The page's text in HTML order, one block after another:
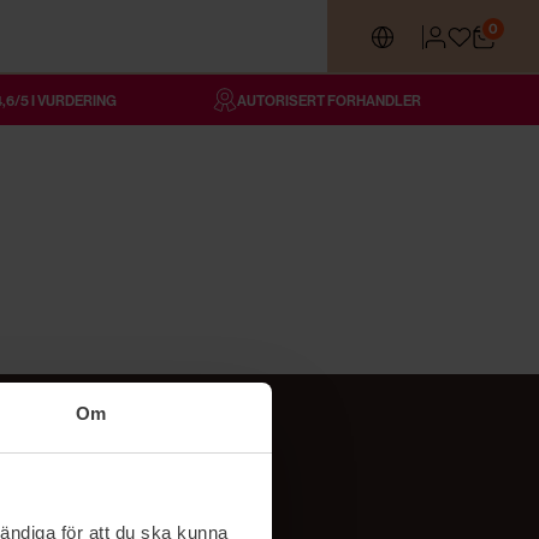
Om
för att du ska kunna
0
5 I VURDERING AUTORISERT FORHANDLER
Følg oss